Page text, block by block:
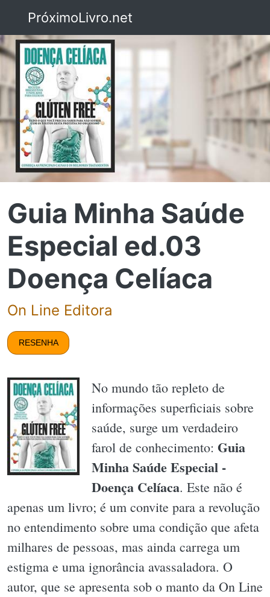
PróximoLivro.net
Guia Minha Saúde
Especial ed.03
Doença Celíaca
On Line Editora
RESENHA
No mundo tão repleto de
informações superficiais sobre
saúde, surge um verdadeiro
farol de conhecimento: Guia
Minha Saúde Especial -
Doença Celíaca. Este não é
apenas um livro; é um convite para a revolução
no entendimento sobre uma condição que afeta
milhares de pessoas, mas ainda carrega um
estigma e uma ignorância avassaladora. O
autor, que se apresenta sob o manto da On Line